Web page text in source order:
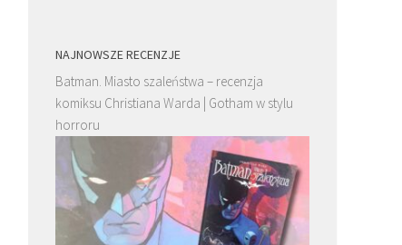
NAJNOWSZE RECENZJE
Batman. Miasto szaleństwa – recenzja
komiksu Christiana Warda | Gotham w stylu
horroru